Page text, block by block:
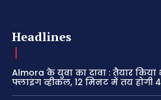
Headlines
Almora के युवा का दावा : तैयार
फ्लाइंग व्हीकल, 12 मिनट में तय होगी